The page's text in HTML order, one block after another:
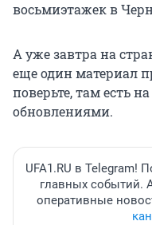
восьмиэтажек в
А уже завтра на
еще один материал
поверьте, там есть
обновлениями.
UFA1.RU в Telegram!
главных событий.
оперативные